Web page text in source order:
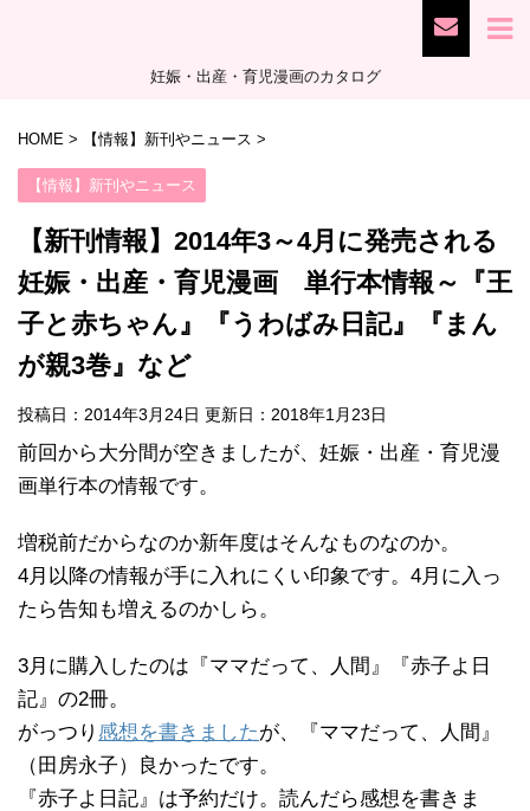
妊娠・出産・育児漫画のカタログ
HOME > 【情報】新刊やニュース >
【情報】新刊やニュース
【新刊情報】2014年3～4月に発売される
妊娠・出産・育児漫画 単行本情報～『王
子と赤ちゃん』『うわばみ日記』『まん
が親3巻』など
投稿日：2014年3月24日 更新日： 2018年1月23日
前回から大分間が空きましたが、妊娠・出産・育児漫
画単行本の情報です。
増税前だからなのか新年度はそんなものなのか。
4月以降の情報が手に入れにくい印象です。4月に入っ
たら告知も増えるのかしら。
3月に購入したのは『ママだって、人間』『赤子よ日
記』の2冊。
がっつり 感想を書きましたが、『ママだって、人間』
（田房永子）良かったです。
『赤子よ日記』は予約だけ。読んだら感想を書きま